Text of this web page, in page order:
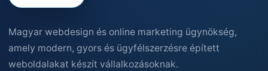
Magyar webdesign és online marketing ügynökség,
amely modern, gyors és ügyfélszerzésre épített
weboldalakat készít vállalkozásoknak.